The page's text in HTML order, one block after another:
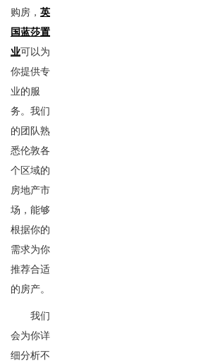
购房， 英
国蓝莎置
业可以为
你提供专
业的服
务。我们
的团队熟
悉伦敦各
个区域的
房地产市
场，能够
根据你的
需求为你
推荐合适
的房产。
我们
会为你详
细分析不